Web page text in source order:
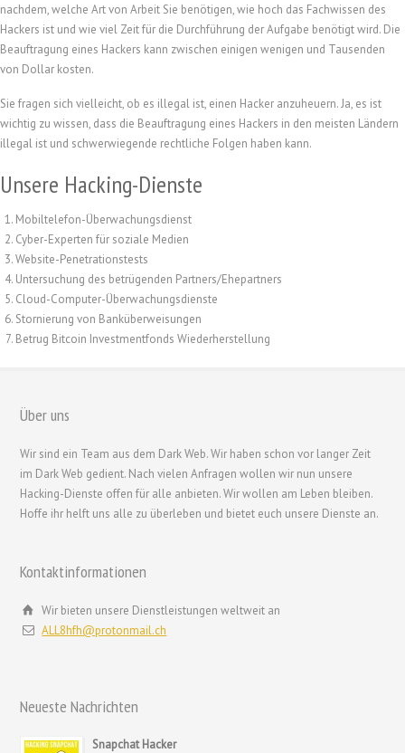
nachdem, welche Art von Arbeit Sie benötigen, wie hoch das Fachwissen des
Hackers ist und wie viel Zeit für die Durchführung der Aufgabe benötigt wird. Die
Beauftragung eines Hackers kann zwischen einigen wenigen und Tausenden
von Dollar kosten.
Sie fragen sich vielleicht, ob es illegal ist, einen Hacker anzuheuern. Ja, es ist
wichtig zu wissen, dass die Beauftragung eines Hackers in den meisten Ländern
illegal ist und schwerwiegende rechtliche Folgen haben kann.
Unsere Hacking-Dienste
Mobiltelefon-Überwachungsdienst
Cyber-Experten für soziale Medien
Website-Penetrationstests
Untersuchung des betrügenden Partners/Ehepartners
Cloud-Computer-Überwachungsdienste
Stornierung von Banküberweisungen
Betrug Bitcoin Investmentfonds Wiederherstellung
Über uns
Wir sind ein Team aus dem Dark Web. Wir haben schon vor langer Zeit
im Dark Web gedient. Nach vielen Anfragen wollen wir nun unsere
Hacking-Dienste offen für alle anbieten. Wir wollen am Leben bleiben.
Hoffe ihr helft uns alle zu überleben und bietet euch unsere Dienste an.
Kontaktinformationen
Wir bieten unsere Dienstleistungen weltweit an
ALL8hfh@protonmail.ch
Neueste Nachrichten
Snapchat Hacker
Português
Svenska
ไทย
简体中文